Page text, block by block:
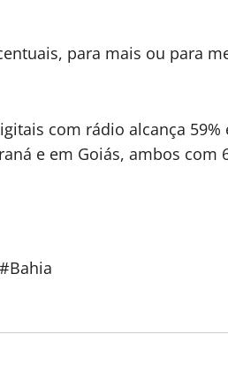
para mais ou para
com rádio alcança 59%
e em Goiás, ambos com